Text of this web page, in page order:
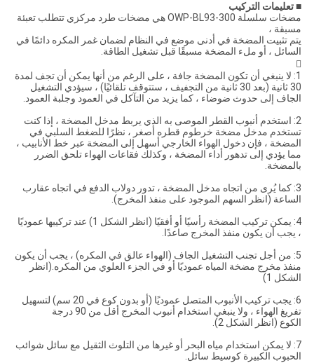
■تعليمات التركيب
مضخات سلسلة OWP-BL93-300 هي مضخات طرد مركزي تتطلب تعبئة
مسبقة ،
يتم تثبيت المضخة في أدنى موضع في النظام لضمان غمر المكره دائمًا في
السائل ، أو ملء المضخة مسبقًا قبل تشغيل الطاقة.

1: لا ينبغي أن تكون المضخة جافة ، على الرغم من أنها يمكن أن تجف لمدة
30 ثانية (بعد 30 ثانية من التجفيف ، ستتوقف تلقائيًا) ، سيؤدي التشغيل
الجاف إلى حدوث ضوضاء ، كما يزيد من التآكل في العمود وجلبة العمود.
2: استخدم أنبوب القطر الموصى به الذي يربط مدخل المضخة ، إذا كنت
تستخدم مدخل مضخة خرطوم قطره أصغر ، نظرًا للضغط السلبي في
المضخة ، فإن دخول الهواء الخارجي أسهل إلى المضخة عبر خط الأنابيب ،
مما يؤدي إلى تدهور أداء المضخة ، وكذلك فقاعات الهواء تلحق الضرر
بالمضخة.
3: كما يُرى من اتجاه مدخل المضخة ، تدور دولاب الدفع في اتجاه عقارب
الساعة (انظر السهم الموجود على منفذ المخرج).
4: يمكن تركيب المضخة رأسيًا أو أفقيًا (انظر الشكل 1) عند تركيبها عموديًا
، يجب أن يكون منفذ المخرج صاعدًا.
5: من أجل تجنب التشغيل الجاف (الهواء عالق في المكره) ، يجب أن يكون
منفذ مخرج مضخة المياه عموديًا أو في الجزء العلوي من المكره.(انظر
الشكل 1)
6: يجب تركيب الأنبوب المتصل عموديًا (أو بدون كوع في 20 سم) لتسهيل
تفريغ الهواء ، ولا ينبغي استخدام أنبوب المخرج أقل من 90 درجة
الكوع (انظر الشكل 2).
7: لا يمكن استخدام مياه البحر أو غيرها من التلوث الثقيل مع سائل شوائب
الحبوب الكبيرة كوسيط سائل.